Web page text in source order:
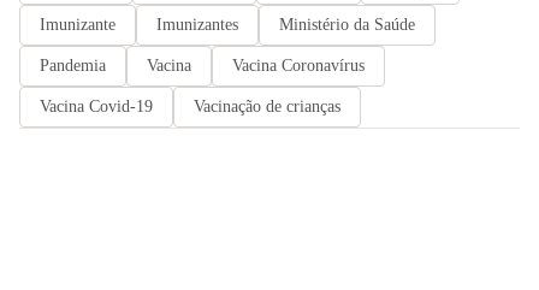
Imunizante Imunizantes Ministério da Saúde
Pandemia Vacina Vacina Coronavírus
Vacina Covid-19 Vacinação de crianças